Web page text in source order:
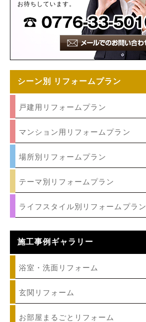
お待ちしています。
シーン別 リフォームプラン
戸建用リフォームプラン
マンション用リフォームプラン
場所別リフォームプラン
テーマ別リフォームプラン
ライフスタイル別リフォームプラン
施工事例ギャラリー
浴室・洗面リフォーム
玄関リフォーム
お部屋まるごとリフォーム